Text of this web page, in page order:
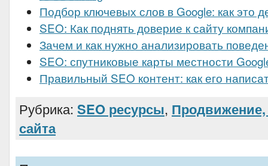
Подбор ключевых слов в Google: как это
SEO: Как поднять доверие к сайту
Зачем и как нужно анализировать
SEO: спутниковые карты местности
Правильный SEO контент: как его
Рубрика: SEO ресурсы, Продвижение,
сайта